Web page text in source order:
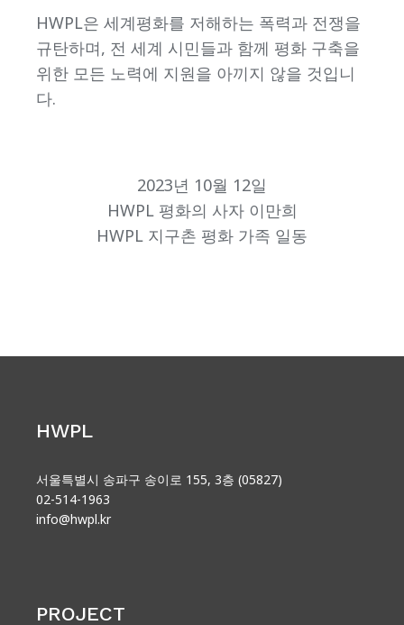
HWPL은 세계평화를 저해하는 폭력과 전쟁을
규탄하며, 전 세계 시민들과 함께 평화 구축을
위한 모든 노력에 지원을 아끼지 않을 것입니
다.
2023년 10월 12일
HWPL 평화의 사자 이만희
HWPL 지구촌 평화 가족 일동
HWPL
서울특별시 송파구 송이로 155, 3층 (05827)
02-514-1963
info@hwpl.kr
PROJECT